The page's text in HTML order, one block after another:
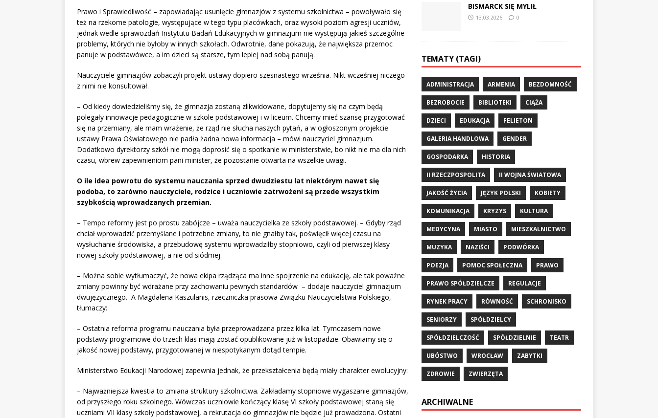
Prawo i Sprawiedliwość – zapowiadając usunięcie gimnazjów z systemu szkolnictwa – powoływało się
też na rzekome patologie, występujące w tego typu placówkach, oraz wysoki poziom agresji uczniów,
jednak wedle sprawozdań Instytutu Badań Edukacyjnych w gimnazjum nie występują jakieś szczególne
problemy, których nie byłoby w innych szkołach. Odwrotnie, dane pokazują, że największa przemoc
panuje w podstawówce, a im dzieci są starsze, tym lepiej nad sobą panują.
Nauczyciele gimnazjów zobaczyli projekt ustawy dopiero szesnastego września. Nikt wcześniej niczego
z nimi nie konsultował.
– Od kiedy dowiedzieliśmy się, że gimnazja zostaną zlikwidowane, dopytujemy się na czym będą
polegały innowacje pedagogiczne w szkole podstawowej i w liceum. Chcemy mieć szansę przygotować
się na przemiany, ale mam wrażenie, że rząd nie słucha naszych pytań, a w ogłoszonym projekcie
ustawy Prawa Oświatowego nie padła żadna nowa informacja – mówi nauczyciel gimnazjum.
Dodatkowo dyrektorzy szkół nie mogą doprosić się o spotkanie w ministerstwie, bo nikt nie ma dla nich
czasu, wbrew zapewnieniom pani minister, że pozostanie otwarta na wszelkie uwagi.
O ile idea powrotu do systemu nauczania sprzed dwudziestu lat niektórym nawet się
podoba, to zarówno nauczyciele, rodzice i uczniowie zatrwożeni są przede wszystkim
szybkością wprowadzanych przemian.
– Tempo reformy jest po prostu zabójcze – uważa nauczycielka ze szkoły podstawowej. – Gdyby rząd
chciał wprowadzić przemyślane i potrzebne zmiany, to nie gnałby tak, poświęcił więcej czasu na
wysłuchanie środowiska, a przebudowę systemu wprowadziłby stopniowo, czyli od pierwszej klasy
nowej szkoły podstawowej, a nie od siódmej.
– Można sobie wytłumaczyć, że nowa ekipa rządząca ma inne spojrzenie na edukację, ale tak poważne
zmiany powinny być wdrażane przy zachowaniu pewnych standardów – dodaje nauczyciel gimnazjum
dwujęzycznego. A Magdalena Kaszulanis, rzeczniczka prasowa Związku Nauczycielstwa Polskiego,
tłumaczy:
– Ostatnia reforma programu nauczania była przeprowadzana przez kilka lat. Tymczasem nowe
podstawy programowe do trzech klas mają zostać opublikowane już w listopadzie. Obawiamy się o
jakość nowej podstawy, przygotowanej w niespotykanym dotąd tempie.
Ministerstwo Edukacji Narodowej zapewnia jednak, że przekształcenia będą miały charakter ewolucyjny:
– Najważniejsza kwestia to zmiana struktury szkolnictwa. Zakładamy stopniowe wygaszanie gimnazjów,
od przyszłego roku szkolnego. Wówczas uczniowie kończący klasę VI szkoły podstawowej staną się
uczniami VII klasy szkoły podstawowej, a rekrutacja do gimnazjów nie będzie już prowadzona. Ostatni
BISMARCK SIĘ MYLIŁ
13.03.2026 0
TEMATY (TAGI)
ADMINISTRACJA ARMENIA BEZDOMNOŚĆ
BEZROBOCIE BIBLIOTEKI CIĄŻA
DZIECI EDUKACJA FELIETON
GALERIA HANDLOWA GENDER
GOSPODARKA HISTORIA
II RZECZPOSPOLITA II WOJNA ŚWIATOWA
JAKOŚĆ ŻYCIA JĘZYK POLSKI KOBIETY
KOMUNIKACJA KRYZYS KULTURA
MEDYCYNA MIASTO MIESZKALNICTWO
MUZYKA NAZIŚCI PODWÓRKA
POEZJA POMOC SPOŁECZNA PRAWO
PRAWO SPÓŁDZIELCZE REGULACJE
RYNEK PRACY RÓWNOŚĆ SCHRONISKO
SENIORZY SPÓŁDZIELCY
SPÓŁDZIELCZOŚĆ SPÓŁDZIELNIE TEATR
UBÓSTWO WROCŁAW ZABYTKI
ZDROWIE ZWIERZĘTA
ARCHIWALNE